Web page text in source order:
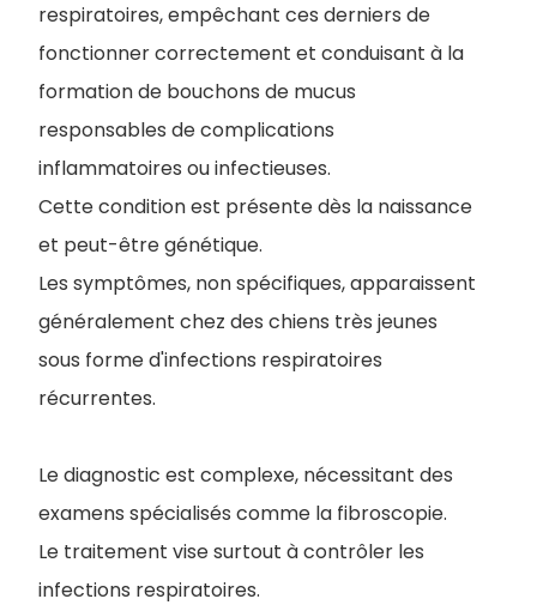
respiratoires, empêchant ces derniers de
fonctionner correctement et conduisant à la
formation de bouchons de mucus
responsables de complications
inflammatoires ou infectieuses.
Cette condition est présente dès la naissance
et peut-être génétique.
Les symptômes, non spécifiques, apparaissent
généralement chez des chiens très jeunes
sous forme d'infections respiratoires
récurrentes.
Le diagnostic est complexe, nécessitant des
examens spécialisés comme la fibroscopie.
Le traitement vise surtout à contrôler les
infections respiratoires.